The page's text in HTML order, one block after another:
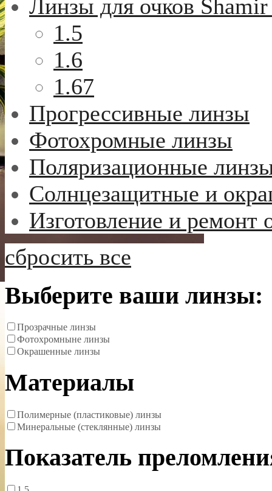
Линзы для очков
1.5
1.6
1.67
Прогрессивные линзы
Фотохромные линзы
Поляризационные
Солнцезащитные и
Изготовление и ремонт
сбросить все
Выберите ваши линзы:
Прозрачные линзы
Фотохромныне линзы
Окрашенные линзы
Материалы
Полимерные (пластиковые) линзы
Минеральные (стеклянные) линзы
Показатель